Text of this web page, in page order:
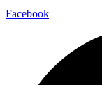
Facebook